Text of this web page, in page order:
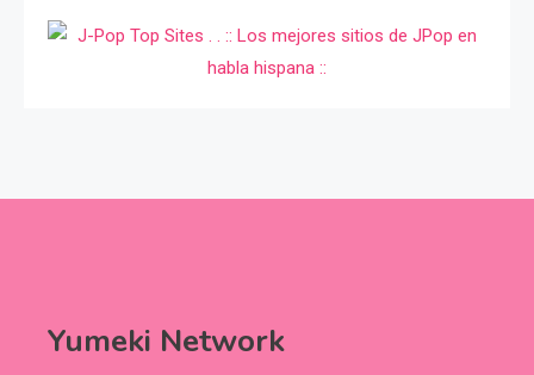
Yumeki Network